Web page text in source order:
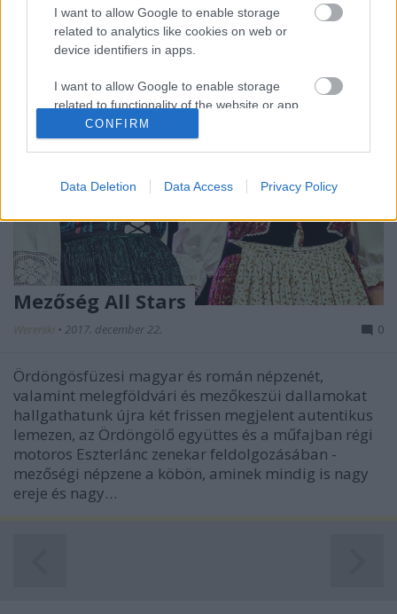
I want to allow Google to enable storage
related to analytics like cookies on web or
device identifiers in apps.
I want to allow Google to enable storage
related to functionality of the website or app.
I want to allow Google to enable storage
I want to allow Google to enable storage
functionality and fraud prevention, and other
user protection.
CONFIRM
Data Deletion Data Access Privacy Policy
Mezőség All Stars
Wereniki • 2017. december 22. 0
Ördöngösfüzesi magyar és román népzenét,
valamint melegföldvári és mezőkeszüi dallamokat
hallgathatunk újra két frissen megjelent autentikus
lemezen, az Ördöngölő együttes és a műfajban régi
motoros Eszterlánc zenekar feldolgozásában -
mezőségi népzene a köbön, aminek mindig is nagy
ereje és nagy…